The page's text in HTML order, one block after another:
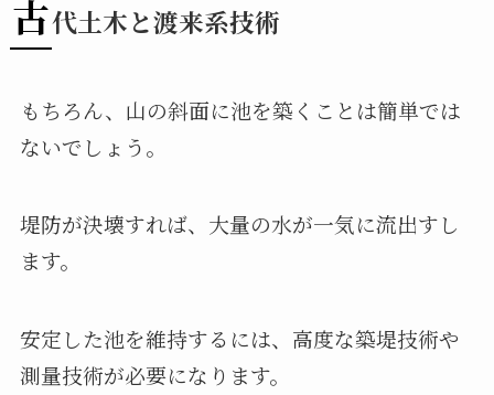
古代土木と渡来系技術
もちろん、山の斜面に池を築くことは簡単では
ないでしょう。
堤防が決壊すれば、大量の水が一気に流出すし
ます。
安定した池を維持するには、高度な築堤技術や
測量技術が必要になります。